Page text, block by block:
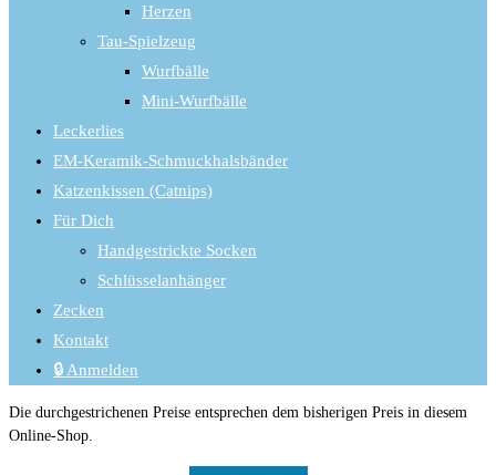
Herzen
Tau-Spielzeug
Wurfbälle
Mini-Wurfbälle
Leckerlies
EM-Keramik-Schmuckhalsbänder
Katzenkissen (Catnips)
Für Dich
Handgestrickte Socken
Schlüsselanhänger
Zecken
Kontakt
🔒 Anmelden
Die durchgestrichenen Preise entsprechen dem bisherigen Preis in diesem
Online-Shop.